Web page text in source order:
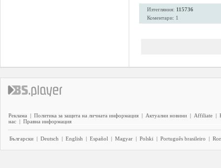
Изтегляния: 115736
Коментари: 1
Реклама | Политика за защита на личната информация | Актуални новини | Affiliate |
нас | Правна информация
Български | Deutsch | English | Español | Magyar | Polski | Português brasileiro |